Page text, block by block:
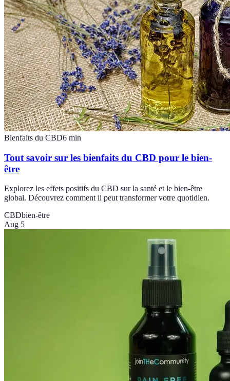
Bienfaits du CBD6 min
Tout savoir sur les bienfaits du CBD pour le bien-
être
Explorez les effets positifs du CBD sur la santé et le bien-être
global. Découvrez comment il peut transformer votre quotidien.
CBDbien-être
Aug 5